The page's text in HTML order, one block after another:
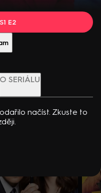
E2
O SERIÁLU
načíst. Zkuste to
M. Loweová, S.
Více info